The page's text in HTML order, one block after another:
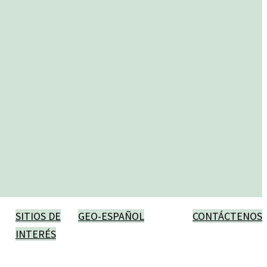
SITIOS DE
INTERÉS
GEO-ESPAÑOL CONTÁCTENOS